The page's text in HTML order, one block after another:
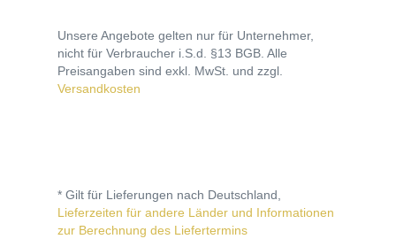
Unsere Angebote gelten nur für Unternehmer,
nicht für Verbraucher i.S.d. §13 BGB. Alle
Preisangaben sind exkl. MwSt. und zzgl.
Versandkosten
* Gilt für Lieferungen nach Deutschland,
Lieferzeiten für andere Länder und Informationen
zur Berechnung des Liefertermins